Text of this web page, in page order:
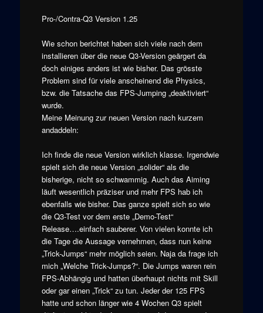
Pro-/Contra-Q3 Version 1.25
Wie schon berichtet haben sich viele nach dem
installieren über die neue Q3-Version geärgert da
doch einiges anders ist wie bisher. Das grösste
Problem sind für viele anscheinend die Physics,
bzw. die Tatsache das FPS-Jumping „deaktiviert“
wurde.
Meine Meinung zur neuen Version nach kurzem
andaddeln:
Ich finde die neue Version wirklich klasse. Irgendwie
spielt sich die neue Version „solider“ als die
bisherige, nicht so schwammig. Auch das Aiming
läuft wesentlich präziser und mehr FPS hab ich
ebenfalls wie bisher. Das ganze spielt sich so wie
die Q3-Test vor dem erste „Demo-Test“
Release….einfach sauberer. Von vielen konnte ich
die Tage die Aussage vernehmen, dass nun keine
„Trick-Jumps“ mehr möglich seien. Naja da frage ich
mich „Welche Trick-Jumps?“. Die Jumps waren rein
FPS-Abhängig und hatten überhaupt nichts mit Skill
oder gar einen „Trick“ zu tun. Jeder der 125 FPS
hatte und schon länger wie 4 Wochen Q3 spielt